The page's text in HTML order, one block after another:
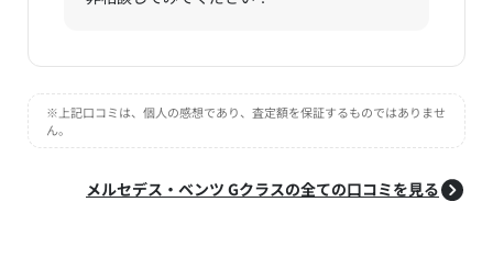
※上記口コミは、個人の感想であり、査定額を保証するものではありませ
ん。
メルセデス・ベンツ Gクラスの全ての口コミを見る